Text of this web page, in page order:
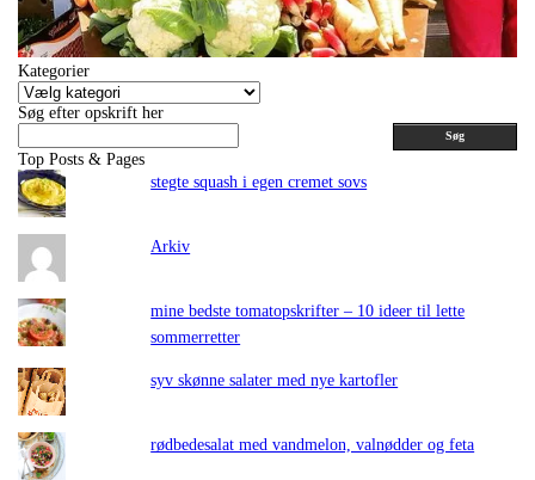
Kategorier
Kategorier
Søg efter opskrift her
Søg
Top Posts & Pages
stegte squash i egen cremet sovs
Arkiv
mine bedste tomatopskrifter – 10 ideer til lette
sommerretter
syv skønne salater med nye kartofler
rødbedesalat med vandmelon, valnødder og feta